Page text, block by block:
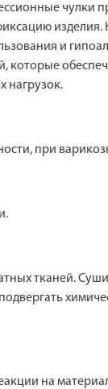
изделия.
и
нагрузок.
при
тканей.
на